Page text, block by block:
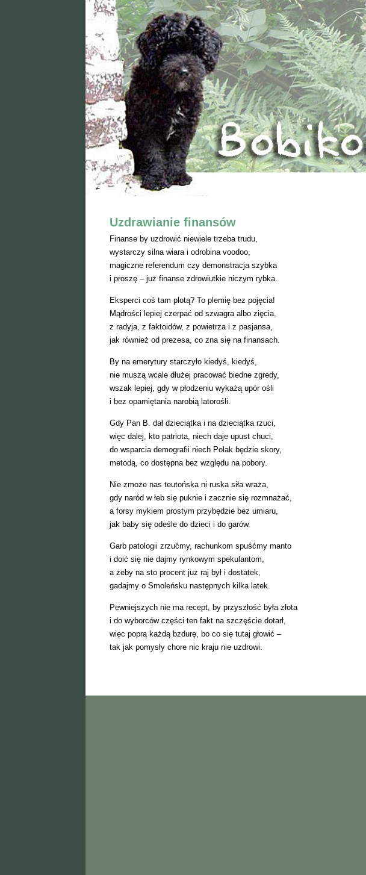
Uzdrawianie finansów
Finanse by uzdrowić niewiele trzeba trudu,
wystarczy silna wiara i odrobina voodoo,
magiczne referendum czy demonstracja szybka
i proszę – już finanse zdrowiutkie niczym rybka.
Eksperci coś tam plotą? To plemię bez pojęcia!
Mądrości lepiej czerpać od szwagra albo zięcia,
z radyja, z faktoidów, z powietrza i z pasjansa,
jak również od prezesa, co zna się na finansach.
By na emerytury starczyło kiedyś, kiedyś,
nie muszą wcale dłużej pracować biedne zgredy,
wszak lepiej, gdy w płodzeniu wykażą upór ośli
i bez opamiętania narobią latorośli.
Gdy Pan B. dał dzieciątka i na dzieciątka rzuci,
więc dalej, kto patriota, niech daje upust chuci,
do wsparcia demografii niech Polak będzie skory,
metodą, co dostępna bez względu na pobory.
Nie zmoże nas teutońska ni ruska siła wraża,
gdy naród w łeb się puknie i zacznie się rozmnażać,
a forsy mykiem prostym przybędzie bez umiaru,
jak baby się odeśle do dzieci i do garów.
Garb patologii zrzućmy, rachunkom spuśćmy manto
i doić się nie dajmy rynkowym spekulantom,
a żeby na sto procent już raj był i dostatek,
gadajmy o Smoleńsku następnych kilka latek.
Pewniejszych nie ma recept, by przyszłość była złota
i do wyborców części ten fakt na szczęście dotarł,
więc poprą każdą bzdurę, bo co się tutaj głowić –
tak jak pomysły chore nic kraju nie uzdrowi.